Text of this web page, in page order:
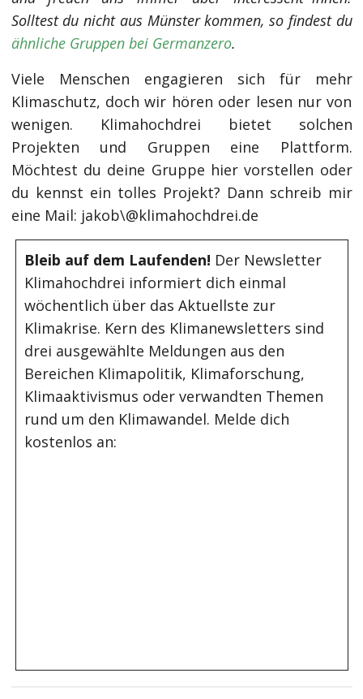
Solltest du nicht aus Münster kommen, so findest du
ähnliche Gruppen bei Germanzero.
Viele Menschen engagieren sich für mehr
Klimaschutz, doch wir hören oder lesen nur von
wenigen. Klimahochdrei bietet solchen
Projekten und Gruppen eine Plattform.
Möchtest du deine Gruppe hier vorstellen oder
du kennst ein tolles Projekt? Dann schreib mir
eine Mail: jakob\@klimahochdrei.de
Bleib auf dem Laufenden! Der Newsletter
Klimahochdrei informiert dich einmal
wöchentlich über das Aktuellste zur
Klimakrise. Kern des Klimanewsletters sind
drei ausgewählte Meldungen aus den
Bereichen Klimapolitik, Klimaforschung,
Klimaaktivismus oder verwandten Themen
rund um den Klimawandel. Melde dich
kostenlos an: